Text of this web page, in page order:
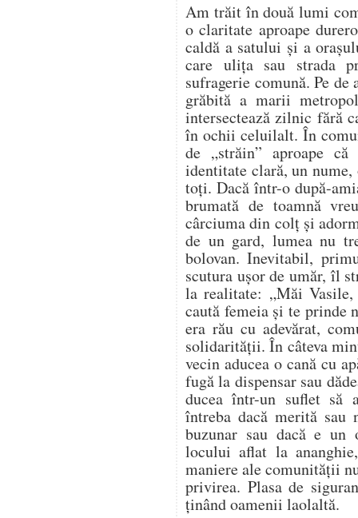
Am trăit în două lumi
o claritate aproape
caldă a satului și a
care ulița sau strada
sufragerie comună. Pe
grăbită a marii
intersectează zilnic fără
în ochii celuilalt. În
de „străin” aproape
identitate clară, un
toți. Dacă într-o după-
brumată de toamnă
cârciuma din colț și
de un gard, lumea nu
bolovan. Inevitabil,
scutura ușor de umăr, îl
la realitate: „Măi
caută femeia și te prinde
era rău cu adevărat,
solidarității. În câteva
vecin aducea o cană cu
fugă la dispensar sau
ducea într-un suflet să
întreba dacă merită
buzunar sau dacă e
locului aflat la
maniere ale comunității
privirea. Plasa de
ținând oamenii laolaltă.